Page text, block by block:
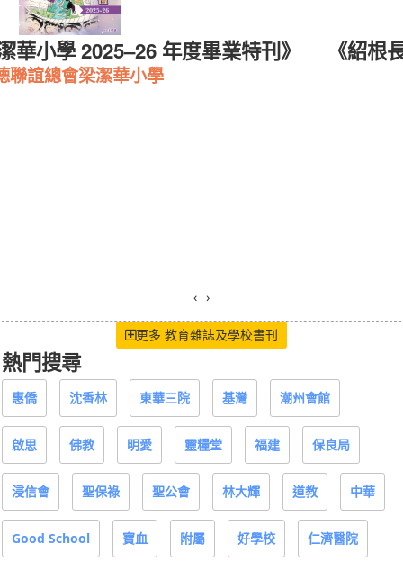
華小學 2025–26 年度畢業特刊》
聯誼總會梁潔華小學
《紹
‹ ›
更多 教育雜誌及學校書刊
熱門搜尋
惠僑 沈香林 東華三院 基灣 潮州會館
啟思 佛教 明愛 靈糧堂 福建 保良局
浸信會 聖保祿 聖公會 林大輝 道教 中華
Good School 寶血 附屬 好學校 仁濟醫院